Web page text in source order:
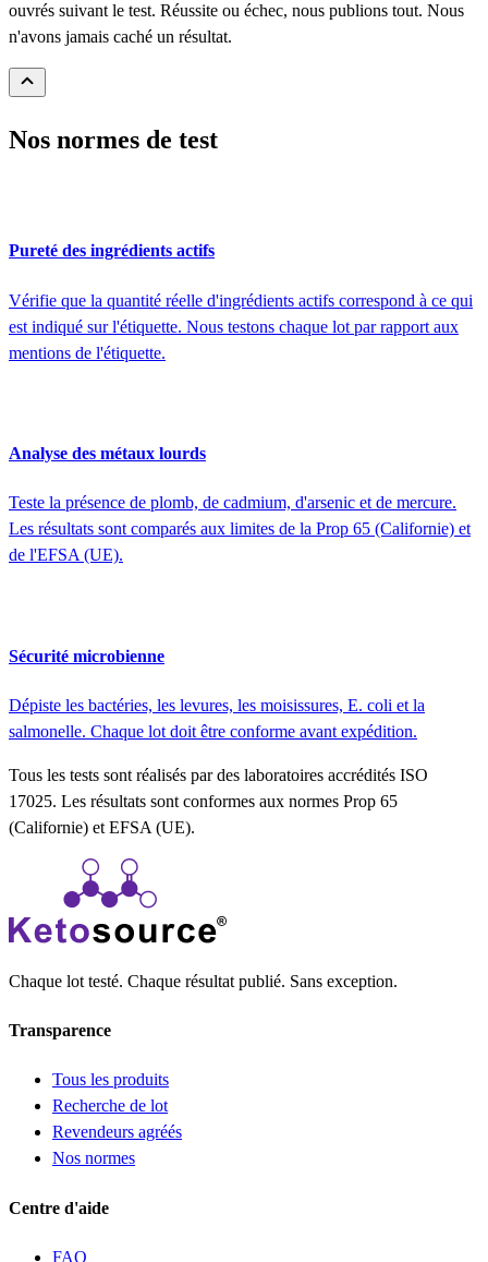
ouvrés suivant le test. Réussite ou échec, nous publions tout. Nous
n'avons jamais caché un résultat.
Nos normes de test
Pureté des ingrédients actifs
Vérifie que la quantité réelle d'ingrédients actifs correspond à ce qui
est indiqué sur l'étiquette. Nous testons chaque lot par rapport aux
mentions de l'étiquette.
Analyse des métaux lourds
Teste la présence de plomb, de cadmium, d'arsenic et de mercure.
Les résultats sont comparés aux limites de la Prop 65 (Californie) et
de l'EFSA (UE).
Sécurité microbienne
Dépiste les bactéries, les levures, les moisissures, E. coli et la
salmonelle. Chaque lot doit être conforme avant expédition.
Tous les tests sont réalisés par des laboratoires accrédités ISO
17025. Les résultats sont conformes aux normes Prop 65
(Californie) et EFSA (UE).
Chaque lot testé. Chaque résultat publié. Sans exception.
Transparence
Tous les produits
Recherche de lot
Revendeurs agréés
Nos normes
Centre d'aide
FAQ